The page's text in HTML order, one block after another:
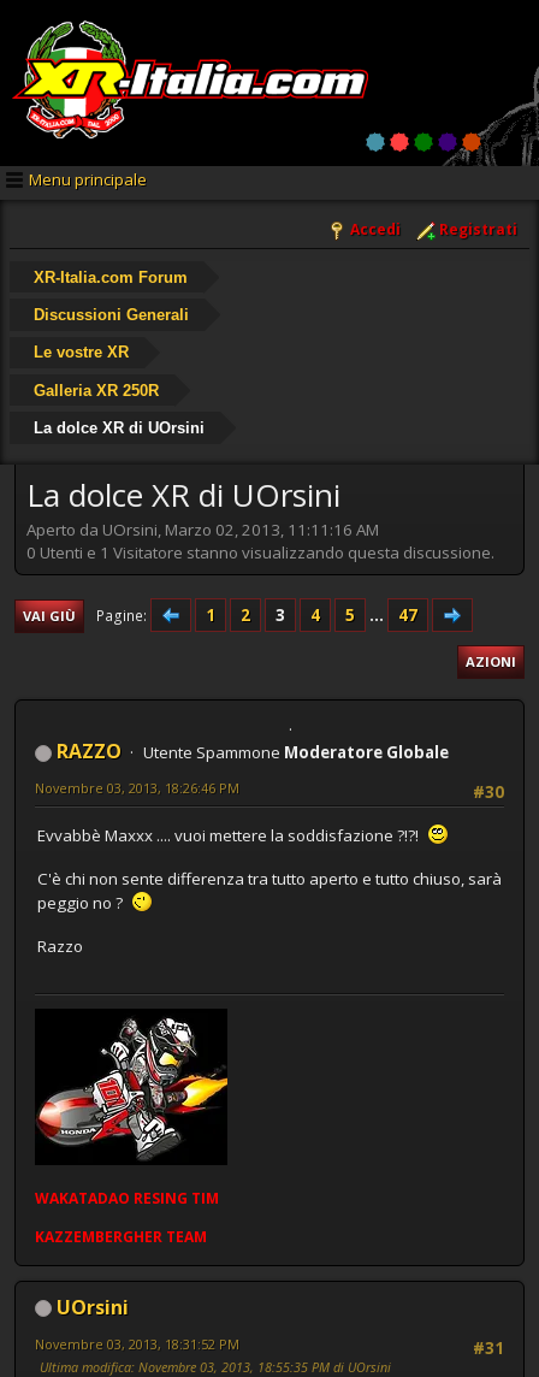
Menu principale
Accedi Registrati
XR-Italia.com Forum
Discussioni Generali
Le vostre XR
Galleria XR 250R
La dolce XR di UOrsini
La dolce XR di UOrsini
Aperto da UOrsini, Marzo 02, 2013, 11:11:16 AM
0 Utenti e 1 Visitatore stanno visualizzando questa discussione.
VAI GIÙ Pagine 1 2 3 4 5 ... 47
AZIONI
RAZZO Utente Spammone Moderatore Globale
#30
Novembre 03, 2013, 18:26:46 PM
Evvabbè Maxxx .... vuoi mettere la soddisfazione ?!?!
C'è chi non sente differenza tra tutto aperto e tutto chiuso, sarà
peggio no ?
Razzo
WAKATADAO RESING TIM
KAZZEMBERGHER TEAM
UOrsini
#31
Novembre 03, 2013, 18:31:52 PM
Ultima modifica: Novembre 03, 2013, 18:55:35 PM di UOrsini